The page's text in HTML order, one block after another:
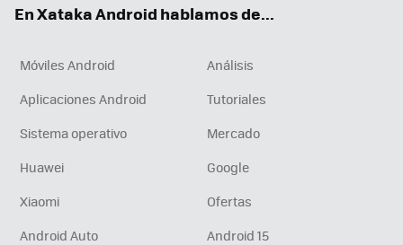
En Xataka Android hablamos de...
Móviles Android
Análisis
Aplicaciones Android
Tutoriales
Sistema operativo
Mercado
Huawei
Google
Xiaomi
Ofertas
Android Auto
Android 15